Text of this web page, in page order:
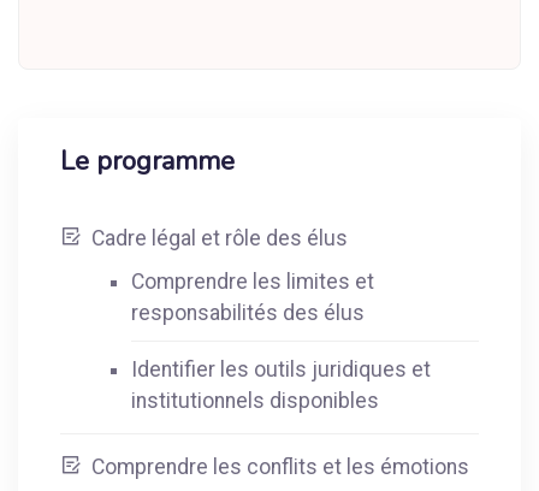
Le programme
Cadre légal et rôle des élus
Comprendre les limites et
responsabilités des élus
Identifier les outils juridiques et
institutionnels disponibles
Comprendre les conflits et les émotions